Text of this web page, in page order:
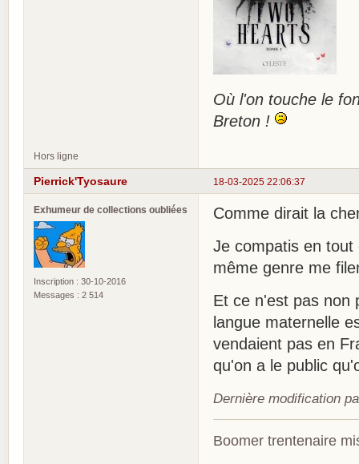
Où l'on touche le
Breton !
Hors ligne
18-03-2025 22:06:37
Pierrick'Tyosaure
Exhumeur de collections oubliées
Inscription : 30-10-2016
Messages : 2 514
Comme dirait la
Je compatis en
même genre me
Et ce n'est pas non
langue maternelle
vendaient pas en
qu'on a le public
Dernière modification
Boomer trentenaire